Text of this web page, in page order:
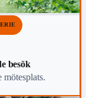
besök